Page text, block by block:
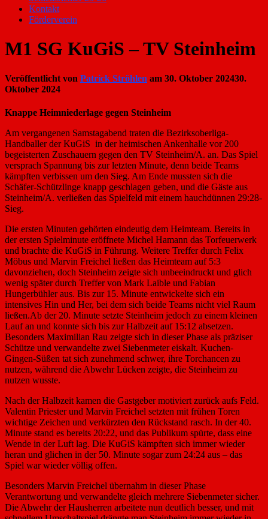
Kontakt
Förderverein
M1 SG KuGiS – TV Steinheim
Veröffentlicht von Patrick Ströhlen am 30. Oktober 202430.
Oktober 2024
Knappe Heimniederlage gegen Steinheim
Am vergangenen Samstagabend traten die Bezirksoberliga-
Handballer der KuGiS in der heimischen Ankenhalle vor 200
begeisterten Zuschauern gegen den TV Steinheim/A. an. Das Spiel
versprach Spannung bis zur letzten Minute, denn beide Teams
kämpften verbissen um den Sieg. Am Ende mussten sich die
Schäfer-Schützlinge knapp geschlagen geben, und die Gäste aus
Steinheim/A. verließen das Spielfeld mit einem hauchdünnen 29:28-
Sieg.
Die ersten Minuten gehörten eindeutig dem Heimteam. Bereits in
der ersten Spielminute eröffnete Michel Hamann das Torfeuerwerk
und brachte die KuGiS in Führung. Weitere Treffer durch Felix
Möbus und Marvin Freichel ließen das Heimteam auf 5:3
davonziehen, doch Steinheim zeigte sich unbeeindruckt und glich
wenig später durch Treffer von Mark Laible und Fabian
Hungerbühler aus. Bis zur 15. Minute entwickelte sich ein
intensives Hin und Her, bei dem sich beide Teams nicht viel Raum
ließen.Ab der 20. Minute setzte Steinheim jedoch zu einem kleinen
Lauf an und konnte sich bis zur Halbzeit auf 15:12 absetzen.
Besonders Maximilian Rau zeigte sich in dieser Phase als präziser
Schütze und verwandelte zwei Siebenmeter eiskalt. Kuchen-
Gingen-Süßen tat sich zunehmend schwer, ihre Torchancen zu
nutzen, während die Abwehr Lücken zeigte, die Steinheim zu
nutzen wusste.
Nach der Halbzeit kamen die Gastgeber motiviert zurück aufs Feld.
Valentin Priester und Marvin Freichel setzten mit frühen Toren
wichtige Zeichen und verkürzten den Rückstand rasch. In der 40.
Minute stand es bereits 20:22, und das Publikum spürte, dass eine
Wende in der Luft lag. Die KuGiS kämpften sich immer wieder
heran und glichen in der 50. Minute sogar zum 24:24 aus – das
Spiel war wieder völlig offen.
Besonders Marvin Freichel übernahm in dieser Phase
Verantwortung und verwandelte gleich mehrere Siebenmeter sicher.
Die Abwehr der Hausherren arbeitete nun deutlich besser, und mit